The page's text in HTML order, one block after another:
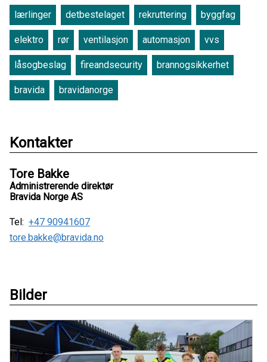
lærlinger detbestelaget rekruttering byggfag
elektro rør ventilasjon automasjon vvs
låsogbeslag fireandsecurity brannogsikkerhet
bravida bravidanorge
Kontakter
Tore Bakke
Administrerende direktør
Bravida Norge AS
Tel: +47 90941607
tore.bakke@bravida.no
Bilder